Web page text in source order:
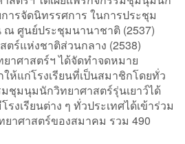
ารจัดนิทรรศการ ในการประชุม
ศูนย์ประชุมนานาชาติ (2537)
ร์แห่งชาติส่วนกลาง (2538)
าศาสตร์ฯ ได้จัดทำจดหมาย
ห้แก่โรงเรียนที่เป็นสมาชิกโดยทั่ว
ชุมนุมนักวิทยาศาสตร์รุ่นเยาว์ได้
งเรียนต่าง ๆ ทั่วประเทศได้เข้าร่วม
าศาสตร์ของสมาคม รวม 490